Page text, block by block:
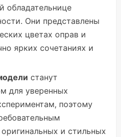
обладательнице
Они представлены
цветах оправ и
ярких сочетаниях и
станут
для уверенных
поэтому
и стильных